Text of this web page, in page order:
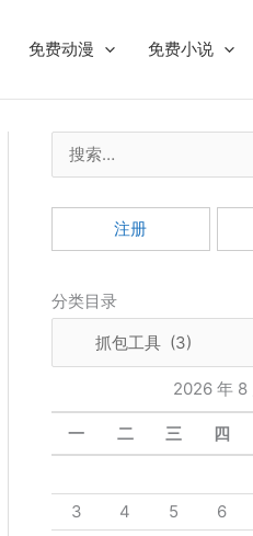
免费动漫 免费小说
索
：
注册
分类目录
2026 年 8
一 二 三 四
3
4 5 6